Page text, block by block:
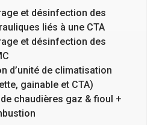
et désinfection des
liés à une CTA
et désinfection des
d’unité de climatisation
gainable et CTA)
chaudières gaz & fioul +